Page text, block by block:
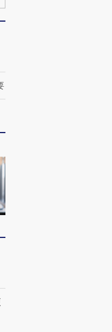
｜“入侵”还是“人道危
？难民潮撕裂西班牙
达
：不靠规模取胜，华
增长引擎是什么？